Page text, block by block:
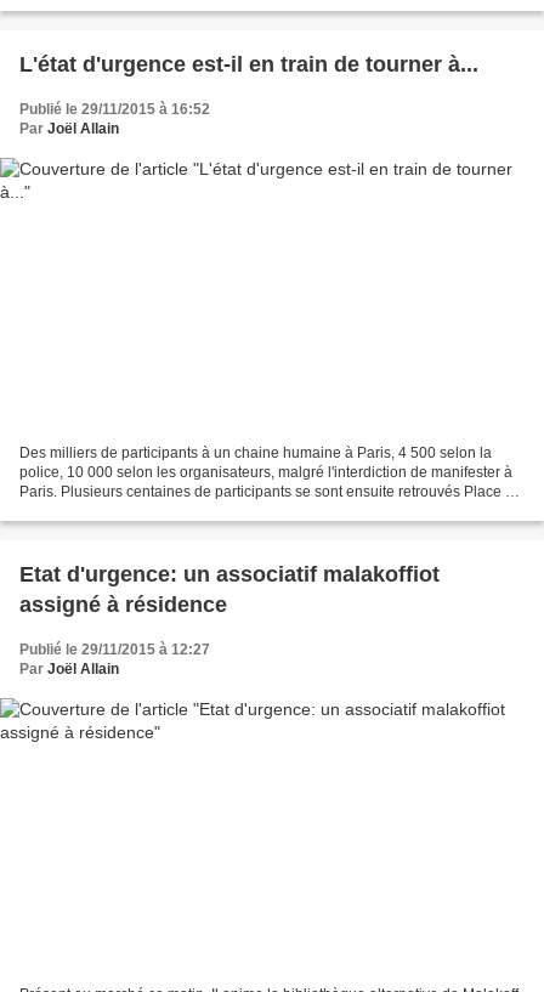
L'état d'urgence est-il en train de tourner à...
Publié le 29/11/2015 à 16:52
Par Joël Allain
Des milliers de participants à un chaine humaine à Paris, 4 500 selon la
police, 10 000 selon les organisateurs, malgré l'interdiction de manifester à
Paris. Plusieurs centaines de participants se sont ensuite retrouvés Place de
Etat d'urgence: un associatif malakoffiot
assigné à résidence
Publié le 29/11/2015 à 12:27
Par Joël Allain